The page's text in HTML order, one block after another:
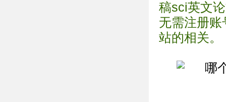
稿sci英文
无需注册
站的相关。